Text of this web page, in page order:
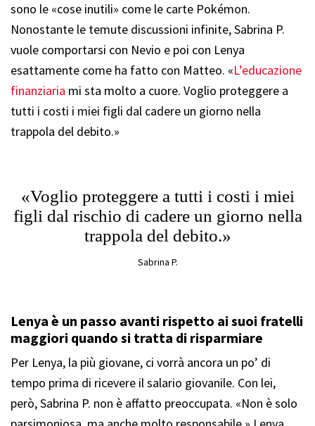
sono le «cose inutili» come le carte Pokémon.
Nonostante le temute discussioni infinite, Sabrina P.
vuole comportarsi con Nevio e poi con Lenya
esattamente come ha fatto con Matteo. «L’educazione
finanziaria mi sta molto a cuore. Voglio proteggere a
tutti i costi i miei figli dal cadere un giorno nella
trappola del debito.»
«Voglio proteggere a tutti i costi i miei
figli dal rischio di cadere un giorno nella
trappola del debito.»
Sabrina P.
Lenya è un passo avanti rispetto ai suoi fratelli
maggiori quando si tratta di risparmiare
Per Lenya, la più giovane, ci vorrà ancora un po’ di
tempo prima di ricevere il salario giovanile. Con lei,
però, Sabrina P. non è affatto preoccupata. «Non è solo